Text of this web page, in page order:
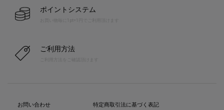
ポイントシステム
お買い物毎に1pt=1円でご利用頂けます
ご利用方法
お問い合わせ
特定商取引法に基づく表記